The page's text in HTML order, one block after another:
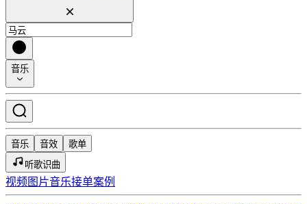
音乐
音乐 音效
歌单
听歌识曲
视频 图片音乐接单案例